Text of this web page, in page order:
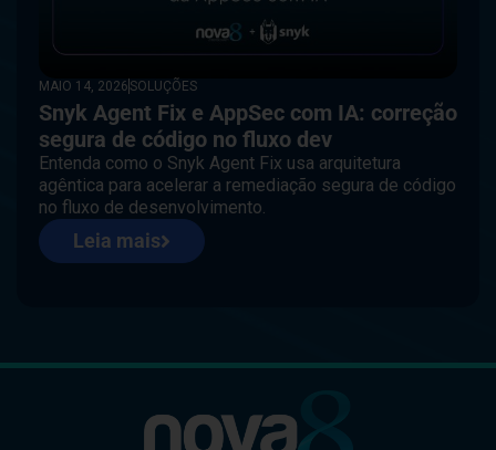
MAIO 14, 2026 SOLUÇÕES
Snyk Agent Fix e AppSec com IA: correção
segura de código no fluxo dev
Entenda como o Snyk Agent Fix usa arquitetura
agêntica para acelerar a remediação segura de código
no fluxo de desenvolvimento.
Leia mais